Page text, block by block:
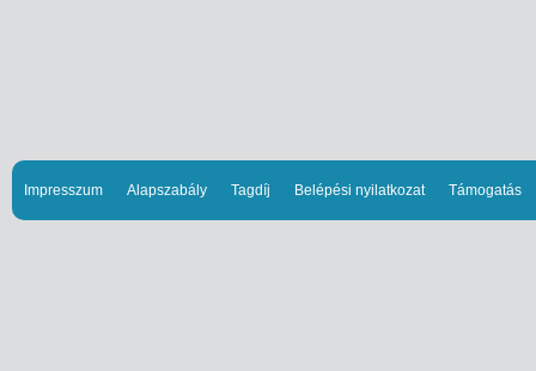
Impresszum Alapszabály Tagdíj Belépési nyilatkozat Támogatás